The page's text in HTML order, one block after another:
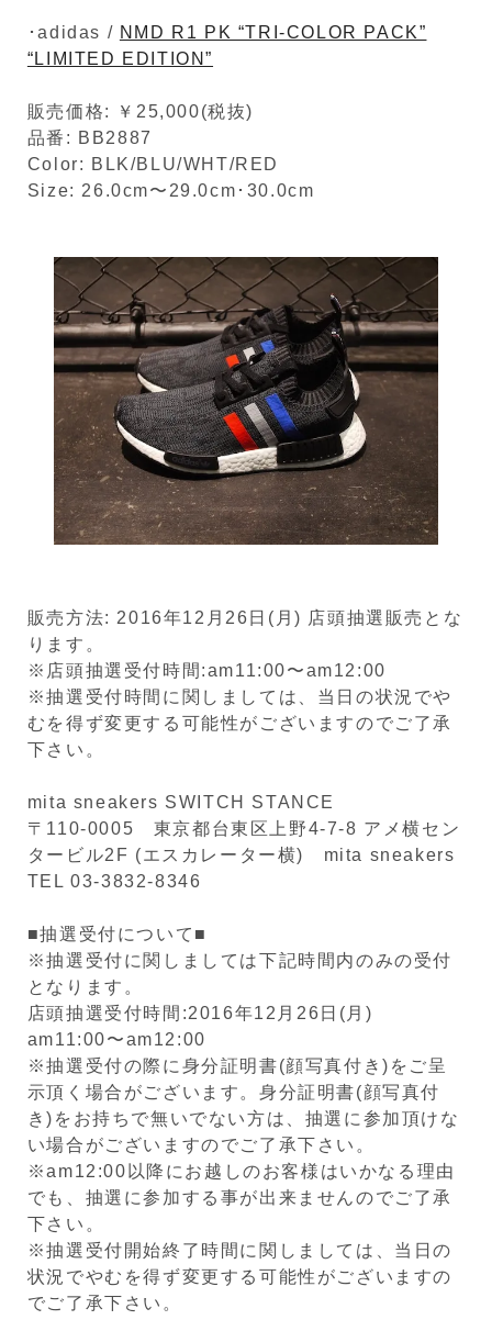
･adidas / NMD R1 PK “TRI-COLOR PACK”
“LIMITED EDITION”
販売価格: ￥25,000(税抜)
品番: BB2887
Color: BLK/BLU/WHT/RED
Size: 26.0cm〜29.0cm･30.0cm
販売方法: 2016年12月26日(月) 店頭抽選販売とな
ります。
※店頭抽選受付時間:am11:00〜am12:00
※抽選受付時間に関しましては、当日の状況でや
むを得ず変更する可能性がございますのでご了承
下さい。
mita sneakers SWITCH STANCE
〒110-0005 東京都台東区上野4-7-8 アメ横セン
タービル2F (エスカレーター横) mita sneakers
TEL 03-3832-8346
■抽選受付について■
※抽選受付に関しましては下記時間内のみの受付
となります。
店頭抽選受付時間:2016年12月26日(月)
am11:00〜am12:00
※抽選受付の際に身分証明書(顔写真付き)をご呈
示頂く場合がございます。身分証明書(顔写真付
き)をお持ちで無いでない方は、抽選に参加頂けな
い場合がございますのでご了承下さい。
※am12:00以降にお越しのお客様はいかなる理由
でも、抽選に参加する事が出来ませんのでご了承
下さい。
※抽選受付開始終了時間に関しましては、当日の
状況でやむを得ず変更する可能性がございますの
でご了承下さい。